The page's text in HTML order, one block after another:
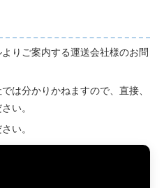
りご案内する運送会社様のお問
は分かりかねますので、直接、
い。
い。